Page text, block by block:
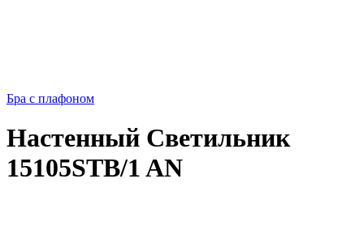
Бра с плафоном
Настенный Светильник
15105STB/1 AN